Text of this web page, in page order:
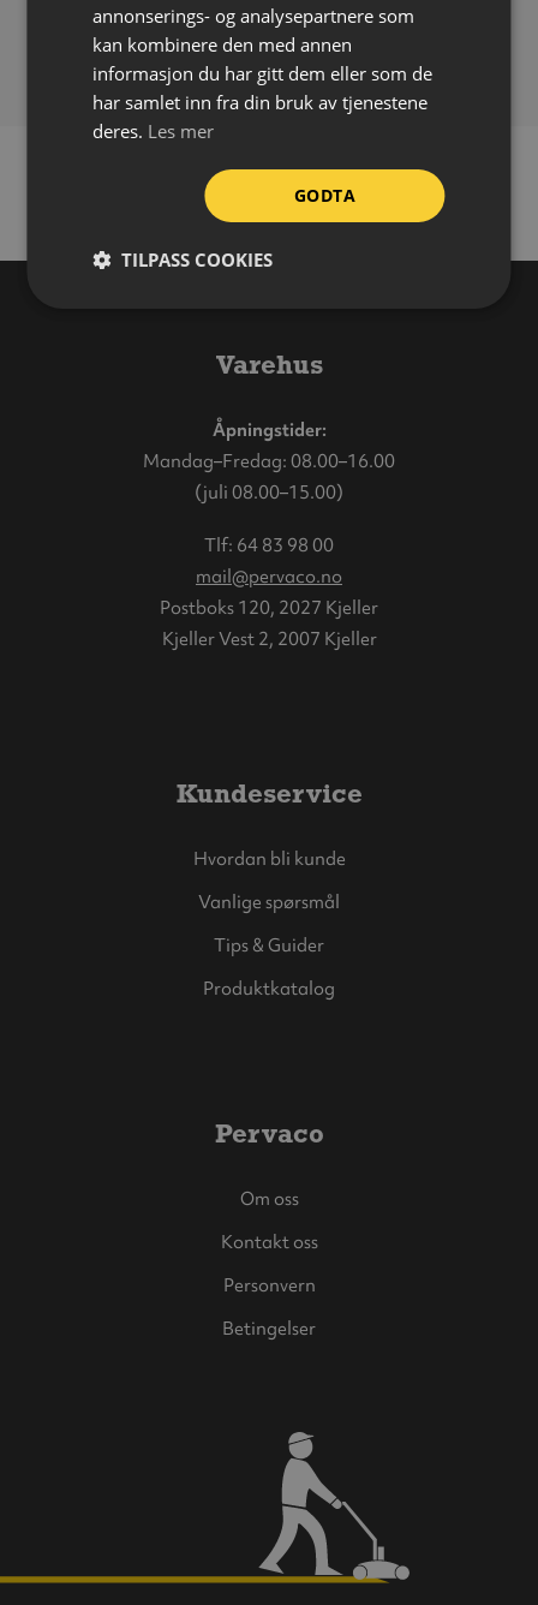
Bruksområde:Inne
Forpakning:Ark á 10 stk
Varehus
Åpningstider:
Mandag–Fredag: 08.00–16.00
(juli 08.00–15.00)
Tlf: 64 83 98 00
mail@pervaco.no
Postboks 120, 2027 Kjeller
Kjeller Vest 2, 2007 Kjeller
Kundeservice
Hvordan bli kunde
Vanlige spørsmål
Tips & Guider
Produktkatalog
Pervaco
Om oss
Kontakt oss
Personvern
Betingelser
annonserings- og analysepartnere som
kan kombinere den med annen
informasjon du har gitt dem eller som de
har samlet inn fra din bruk av tjenestene
deres. Les mer
GODTA
TILPASS COOKIES